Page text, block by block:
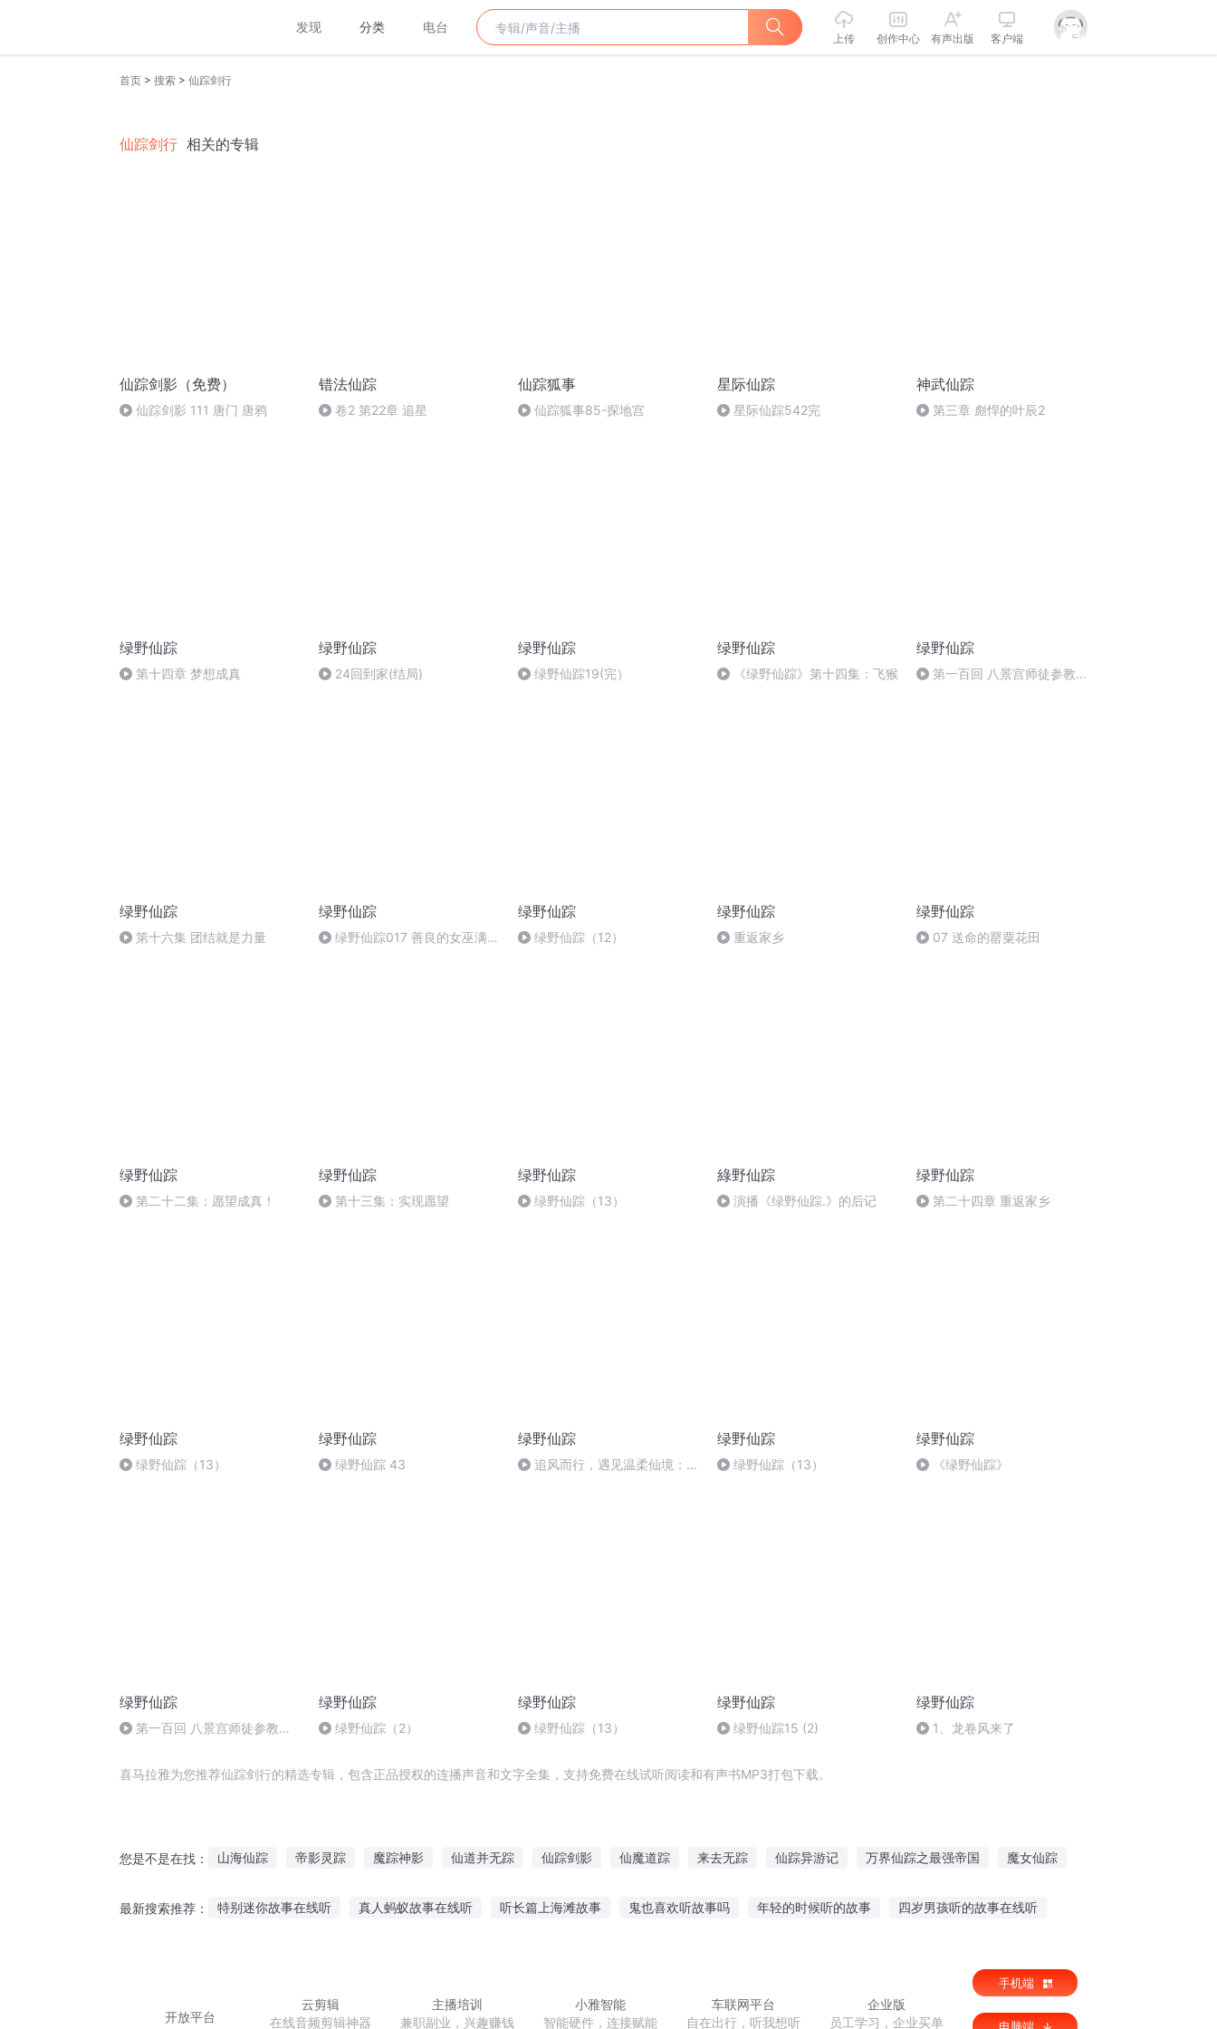
发现 分类 电台
上传 创作中心 有声出版 客户端
首页 > 搜索 > 仙踪剑行
仙踪剑行 相关的专辑
仙踪剑影（免费）
仙踪剑影 111 唐门 唐鸦
错法仙踪
卷2 第22章 追星
仙踪狐事
仙踪狐事85-探地宫
星际仙踪
星际仙踪542完
神武仙踪
第三章 彪悍的叶辰2
绿野仙踪
第十四章 梦想成真
绿野仙踪
24回到家(结局)
绿野仙踪
绿野仙踪19(完）
绿野仙踪
《绿野仙踪》第十四集：飞猴
绿野仙踪
第一百回 八景宫师徒参教祖
绿野仙踪
第十六集 团结就是力量
绿野仙踪
绿野仙踪017 善良的女巫满足
绿野仙踪
绿野仙踪（12）
绿野仙踪
重返家乡
绿野仙踪
07 送命的罂粟花田
绿野仙踪
第二十二集：愿望成真！
绿野仙踪
第十三集：实现愿望
绿野仙踪
绿野仙踪（13）
綠野仙踪
演播《绿野仙踪.》的后记
绿野仙踪
第二十四章 重返家乡
绿野仙踪
绿野仙踪（13）
绿野仙踪
绿野仙踪 43
绿野仙踪
追风而行，遇见温柔仙境：绿
绿野仙踪
绿野仙踪（13）
绿野仙踪
《绿野仙踪》
绿野仙踪
第一百回 八景宫师徒参教祖
绿野仙踪
绿野仙踪（2）
绿野仙踪
绿野仙踪（13）
绿野仙踪
绿野仙踪15 (2)
绿野仙踪
1、龙卷风来了
喜马拉雅为您推荐仙踪剑行的精选专辑，包含正品授权的连播声音和文字全集，支持免费在线试听阅读和有声书MP3打包下载。
您是不是在找： 山海仙踪 帝影灵踪 魔踪神影 仙道并无踪 仙踪剑影 仙魔道踪 来去无踪 仙踪异游记 万界仙踪之最强帝国 魔女仙踪
最新搜索推荐： 特别迷你故事在线听 真人蚂蚁故事在线听 听长篇上海滩故事 鬼也喜欢听故事吗 年轻的时候听的故事 四岁男孩听的故事在线听
开放平台
云剪辑
在线音频剪辑神器
主播培训
兼职副业，兴趣赚钱
小雅智能
智能硬件，连接赋能
车联网平台
自在出行，听我想听
企业版
员工学习，企业买单
手机端